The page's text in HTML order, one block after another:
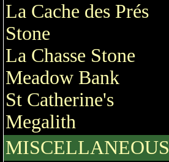
La Cache des Prés
Stone
La Chasse Stone
Meadow Bank
St Catherine's
Megalith
MISCELLANEOUS